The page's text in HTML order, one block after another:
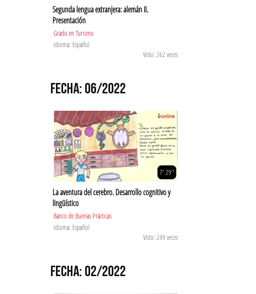
Segunda lengua extranjera: alemán II.
Presentación
Grado en Turismo
Idioma: Español
Visto: 262 veces
FECHA: 06/2022
7' 29''
La aventura del cerebro. Desarrollo cognitivo y
lingüístico
Banco de Buenas Prácticas
Idioma: Español
Visto: 249 veces
FECHA: 02/2022